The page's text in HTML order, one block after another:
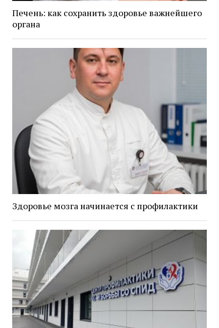
Печень: как сохранить здоровье важнейшего
органа
Здоровье мозга начинается с профилактики